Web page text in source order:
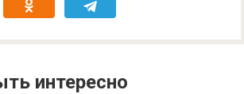
интересно